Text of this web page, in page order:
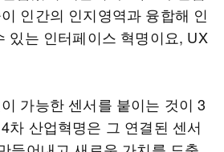
인간의 인지영역과 융합해 인
있는 인터페이스 혁명이요, UX
가능한 센서를 붙이는 것이 3
차 산업혁명은 그 연결된 센서